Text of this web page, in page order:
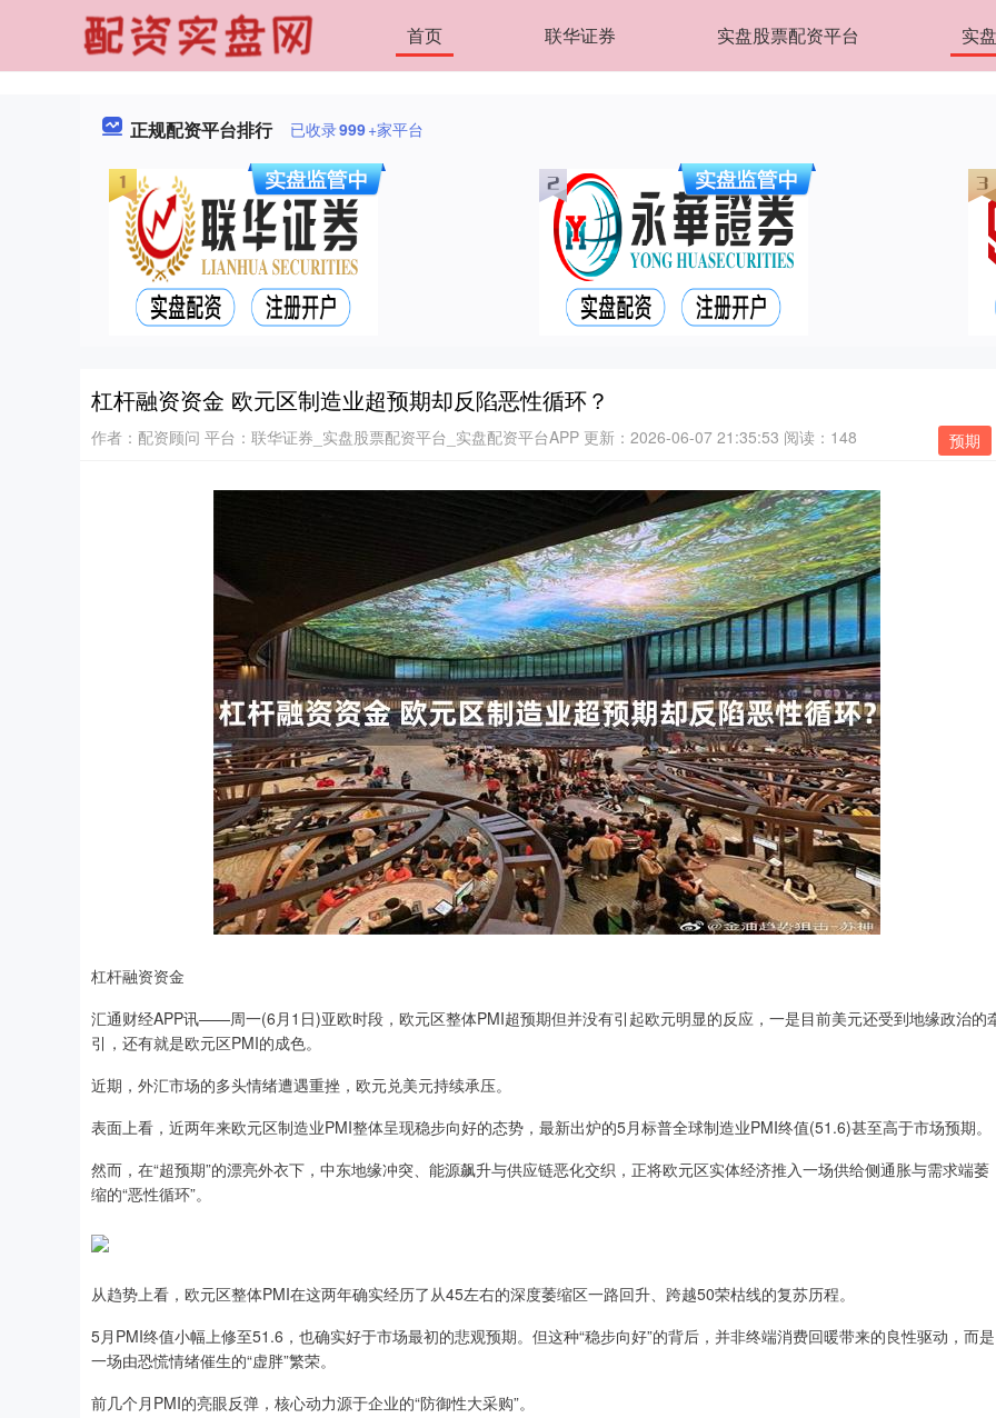
首页 联华证券 实盘股票配资平台 实
正规配资平台排行 已收录999+家平台
杠杆融资资金 欧元区制造业超预期却反陷恶性循环？
预期
作者：配资顾问 平台：联华证券_实盘股票配资平台_实盘配资平台APP 更新：2026-06-07 21:35:53 阅读：148
杠杆融资资金
汇通财经APP讯——周一(6月1日)亚欧时段，欧元区整体PMI超预期但并没有引起欧元明显的反应，一是目前美元还受到地缘政治的
引，还有就是欧元区PMI的成色。
近期，外汇市场的多头情绪遭遇重挫，欧元兑美元持续承压。
表面上看，近两年来欧元区制造业PMI整体呈现稳步向好的态势，最新出炉的5月标普全球制造业PMI终值(51.6)甚至高于市场预期。
然而，在“超预期”的漂亮外衣下，中东地缘冲突、能源飙升与供应链恶化交织，正将欧元区实体经济推入一场供给侧通胀与需求端萎
缩的“恶性循环”。
从趋势上看，欧元区整体PMI在这两年确实经历了从45左右的深度萎缩区一路回升、跨越50荣枯线的复苏历程。
5月PMI终值小幅上修至51.6，也确实好于市场最初的悲观预期。但这种“稳步向好”的背后，并非终端消费回暖带来的良性驱动，而是
一场由恐慌情绪催生的“虚胖”繁荣。
前几个月PMI的亮眼反弹，核心动力源于企业的“防御性大采购”。